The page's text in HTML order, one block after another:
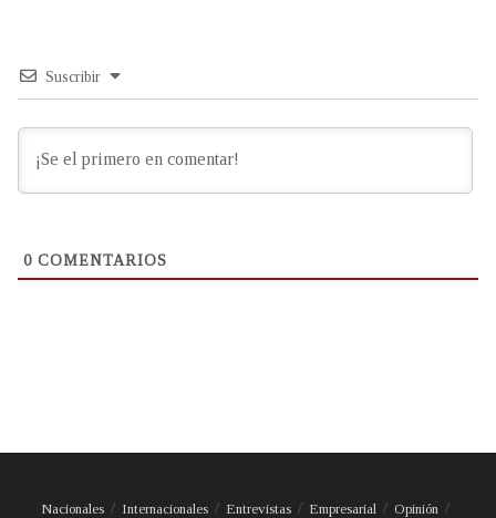
Suscribir
0 COMENTARIOS
Nacionales Internacionales Entrevistas Empresarial Opinión